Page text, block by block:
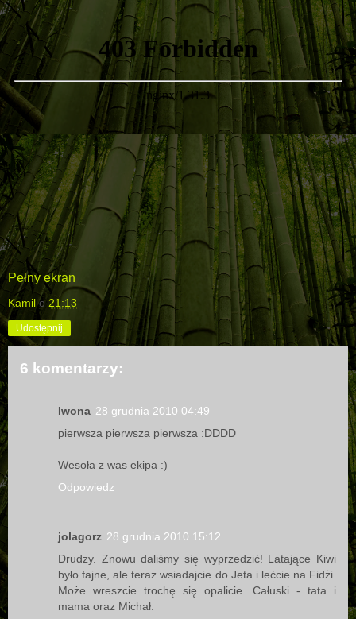
Pełny ekran
Kamil o21:13
Udostępnij
6 komentarzy:
Iwona 28 grudnia 2010 04:49
pierwsza pierwsza pierwsza :DDDD
Wesoła z was ekipa :)
Odpowiedz
jolagorz 28 grudnia 2010 15:12
Drudzy. Znowu daliśmy się wyprzedzić! Latające Kiwi
było fajne, ale teraz wsiadajcie do Jeta i lećcie na Fidżi.
Może wreszcie trochę się opalicie. Całuski - tata i
mama oraz Michał.